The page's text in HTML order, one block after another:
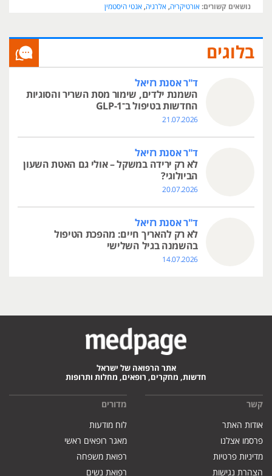
נושאים קשורים: אורטיקריה, אלרגיה, אנטי היסטמין
בלוגים
ד"ר אסנת רזיאל
השמנת ילדים, שימור מסת השריר והסוגיות
החדשות בטיפול ב־GLP-1
21.07.2026
ד"ר אסנת רזיאל
לא רק ירידה במשקל – אולי גם האטת השעון
הביולוגי?
20.07.2026
ד"ר אסנת רזיאל
לא רק להאריך חיים: מהפכת הטיפול
בהשמנה בגיל השלישי
14.07.2026
אתר הרפואה של ישראל
חדשות, מחקרים, רופאים, מחלות ותרופות
קשר
אודות האתר
פרסמו אצלנו
מדיניות פרטיות
הצהרת נגישות
מדורים
לוח מודעות
מאגר רופאים ראשי
רפואת משפחה
רפואת נשים